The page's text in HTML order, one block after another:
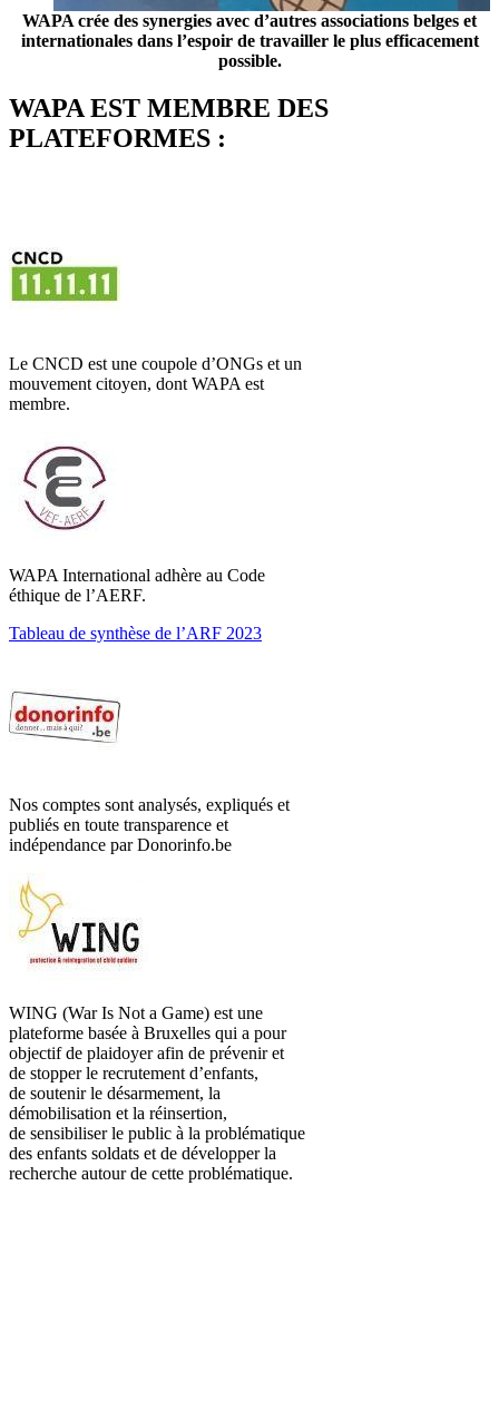
WAPA crée des synergies avec d’autres associations belges et
internationales dans l’espoir de travailler le plus efficacement
possible.
WAPA EST MEMBRE DES
PLATEFORMES :
Le CNCD est une coupole d’ONGs et un
mouvement citoyen, dont WAPA est
membre.
WAPA International adhère au Code
éthique de l’AERF.
Tableau de synthèse de l’ARF 2023
Nos comptes sont analysés, expliqués et
publiés en toute transparence et
indépendance par Donorinfo.be
WING (War Is Not a Game) est une
plateforme basée à Bruxelles qui a pour
objectif de plaidoyer afin de prévenir et
de stopper le recrutement d’enfants,
de soutenir le désarmement, la
démobilisation et la réinsertion,
de sensibiliser le public à la problématique
des enfants soldats et de développer la
recherche autour de cette problématique.